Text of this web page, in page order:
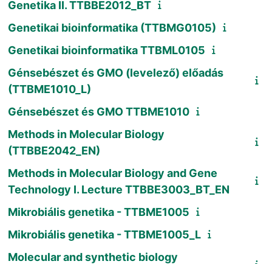
Genetika II. TTBBE2012_BT
Genetikai bioinformatika (TTBMG0105)
Genetikai bioinformatika TTBML0105
Génsebészet és GMO (levelező) előadás
(TTBME1010_L)
Génsebészet és GMO TTBME1010
Methods in Molecular Biology
(TTBBE2042_EN)
Methods in Molecular Biology and Gene
Technology I. Lecture TTBBE3003_BT_EN
Mikrobiális genetika - TTBME1005
Mikrobiális genetika - TTBME1005_L
Molecular and synthetic biology